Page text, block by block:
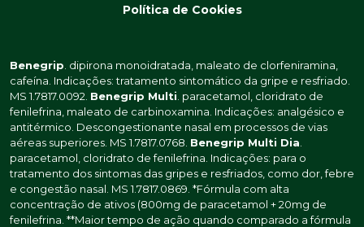
Política de Cookies
Benegrip . dipirona monoidratada, maleato de clorfeniramina,
cafeína. Indicações: tratamento sintomático da gripe e resfriado.
MS 1.7817.0092. Benegrip Multi . paracetamol, cloridrato de
fenilefrina, maleato de carbinoxamina. Indicações: analgésico e
antitérmico. Descongestionante nasal em processos de vias
aéreas superiores. MS 1.7817.0768. Benegrip Multi Dia
paracetamol, cloridrato de fenilefrina. Indicações: para o
tratamento dos sintomas das gripes e resfriados, como dor, febre
e congestão nasal. MS 1.7817.0869. *Fórmula com alta
concentração de ativos (800mg de paracetamol + 20mg de
fenilefrina. **Maior tempo de ação quando comparado a fórmula